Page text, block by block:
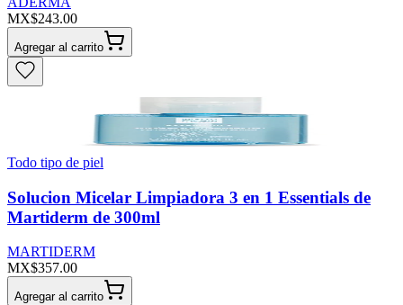
MX$243.00
Agregar al carrito
Todo tipo de piel
Solucion Micelar Limpiadora 3 en 1 Essentials de
Martiderm de 300ml
MARTIDERM
MX$357.00
Agregar al carrito